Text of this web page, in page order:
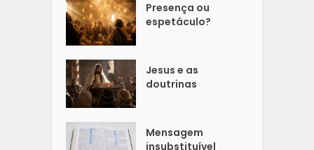
Presença ou
espetáculo?
Jesus e as
doutrinas
Mensagem
insubstituível